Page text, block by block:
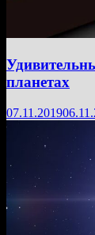
планетах
07.11.2019